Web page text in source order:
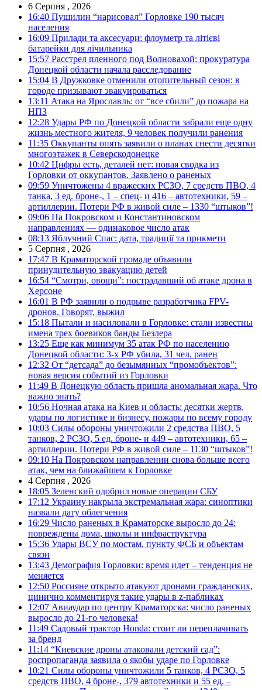
6 Серпня , 2026
16:40 Пушилин “нарисовал” Горловке 190 тысяч
населения
16:09 Прилади та аксесуари: флоуметр та літієві
батарейки для лічильника
15:57 Расстрел пленного под Волновахой: прокуратура
Донецкой области начала расследование
15:04 В Дружковке отменили отопительный сезон: в
городе призывают эвакуироваться
13:11 Атака на Ярославль: от “все сбили” до пожара на
НПЗ
12:28 Удары РФ по Донецкой области забрали еще одну
жизнь местного жителя, 9 человек получили ранения
11:35 Оккупанты опять заявили о планах снести десятки
многоэтажек в Северскодонецке
10:42 Цифры есть, деталей нет: новая сводка из
Горловки от оккупантов. Заявлено о раненых
09:59 Уничтожены 4 вражеских РСЗО, 7 средств ПВО, 4
танка, 3 ед. броне-, 1 – спец- и 416 – автотехники, 59 –
артиллерии. Потери РФ в живой силе – 1330 “штыков”!
09:06 На Покровском и Константиновском
направлениях — одинаковое число атак
08:13 Яблучний Спас: дата, традиції та прикмети
5 Серпня , 2026
17:47 В Краматорской громаде объявили
принудительную эвакуацию детей
16:54 “Смотри, овощи”: пострадавший об атаке дрона в
Херсоне
16:01 В РФ заявили о подрыве разработчика FPV-
дронов. Говорят, выжил
15:18 Пытали и насиловали в Горловке: стали известны
имена трех боевиков банды Безлера
13:25 Еще как минимум 35 атак РФ по населению
Донецкой области: 3-х РФ убила, 31 чел. ранен
12:32 От “детсада” до безымянных “промобъектов”:
новая версия событий из Горловки
11:49 В Донецкую область пришла аномальная жара. Что
важно знать?
10:56 Ночная атака на Киев и область: десятки жертв,
удары по логистике и бизнесу, пожары по всему городу
10:03 Силы обороны уничтожили 2 средства ПВО, 5
танков, 2 РСЗО, 5 ед. броне- и 449 – автотехники, 65 –
артиллерии. Потери РФ в живой силе – 1130 “штыков”!
09:10 На Покровском направлении снова больше всего
атак, чем на ближайшем к Горловке
4 Серпня , 2026
18:05 Зеленский одобрил новые операции СБУ
17:12 Украину накрыла экстремальная жара: синоптики
назвали дату облегчения
16:29 Число раненых в Краматорске выросло до 24:
повреждены дома, школы и инфраструктура
15:36 Удары ВСУ по мостам, пункту ФСБ и объектам
связи
13:43 Демография Горловки: время идет – тенденция не
меняется
12:50 Россияне открыто атакуют дронами гражданских,
цинично комментируя такие удары в z-пабликах
12:07 Авиаудар по центру Краматорска: число раненых
выросло до 21-го человека!
11:49 Садовый трактор Honda: стоит ли переплачивать
за бренд
11:14 “Киевские дроны атаковали детский сад”:
роспропаганда заявила о якобы ударе по Горловке
10:21 Силы обороны уничтожили 5 танков, 4 РСЗО, 5
средств ПВО, 4 броне-, 379 автотехники и 55 ед. –